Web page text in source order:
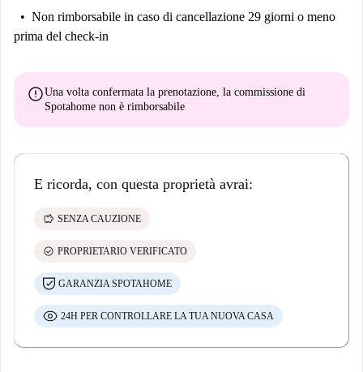
Non rimborsabile in caso di cancellazione 29 giorni o meno
prima del check-in
errorUna volta confermata la prenotazione, la commissione di
Spotahome non è rimborsabile
E ricorda, con questa proprietà avrai:
savings SENZA CAUZIONE
check_circle PROPRIETARIO VERIFICATO
GARANZIA SPOTAHOME
24H PER CONTROLLARE LA TUA NUOVA CASA